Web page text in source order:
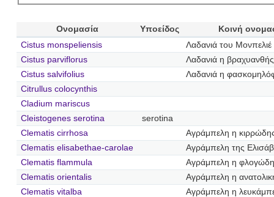
Ονομασία Υποείδος
Κοινή
Cistus monspeliensis
Λαδανιά του Μονπελιέ
Cistus parviflorus
Λαδανιά η βραχυανθής
Cistus salvifolius
Λαδανιά η
Citrullus colocynthis
Cladium mariscus
Cleistogenes serotina
serotina
Clematis cirrhosa
Αγράμπελη η
Clematis elisabethae-carolae
Αγράμπελη της
Clematis flammula
Αγράμπελη η
Clematis orientalis
Αγράμπελη η
Clematis vitalba
Αγράμπελη η